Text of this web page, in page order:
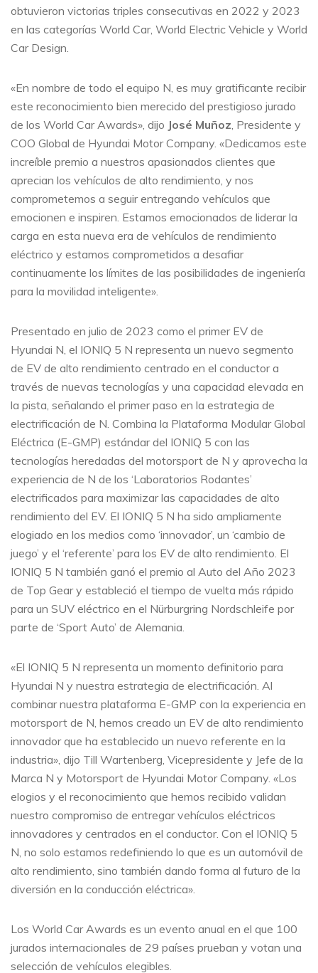
obtuvieron victorias triples consecutivas en 2022 y 2023
en las categorías World Car, World Electric Vehicle y World
Car Design.
«En nombre de todo el equipo N, es muy gratificante recibir
este reconocimiento bien merecido del prestigioso jurado
de los World Car Awards», dijo José Muñoz , Presidente y
COO Global de Hyundai Motor Company. «Dedicamos este
increíble premio a nuestros apasionados clientes que
aprecian los vehículos de alto rendimiento, y nos
comprometemos a seguir entregando vehículos que
emocionen e inspiren. Estamos emocionados de liderar la
carga en esta nueva era de vehículos de rendimiento
eléctrico y estamos comprometidos a desafiar
continuamente los límites de las posibilidades de ingeniería
para la movilidad inteligente».
Presentado en julio de 2023 como el primer EV de
Hyundai N, el IONIQ 5 N representa un nuevo segmento
de EV de alto rendimiento centrado en el conductor a
través de nuevas tecnologías y una capacidad elevada en
la pista, señalando el primer paso en la estrategia de
electrificación de N. Combina la Plataforma Modular Global
Eléctrica (E-GMP) estándar del IONIQ 5 con las
tecnologías heredadas del motorsport de N y aprovecha la
experiencia de N de los ‘Laboratorios Rodantes’
electrificados para maximizar las capacidades de alto
rendimiento del EV. El IONIQ 5 N ha sido ampliamente
elogiado en los medios como ‘innovador’, un ‘cambio de
juego’ y el ‘referente’ para los EV de alto rendimiento. El
IONIQ 5 N también ganó el premio al Auto del Año 2023
de Top Gear y estableció el tiempo de vuelta más rápido
para un SUV eléctrico en el Nürburgring Nordschleife por
parte de ‘Sport Auto’ de Alemania.
«El IONIQ 5 N representa un momento definitorio para
Hyundai N y nuestra estrategia de electrificación. Al
combinar nuestra plataforma E-GMP con la experiencia en
motorsport de N, hemos creado un EV de alto rendimiento
innovador que ha establecido un nuevo referente en la
industria», dijo Till Wartenberg, Vicepresidente y Jefe de la
Marca N y Motorsport de Hyundai Motor Company. «Los
elogios y el reconocimiento que hemos recibido validan
nuestro compromiso de entregar vehículos eléctricos
innovadores y centrados en el conductor. Con el IONIQ 5
N, no solo estamos redefiniendo lo que es un automóvil de
alto rendimiento, sino también dando forma al futuro de la
diversión en la conducción eléctrica».
Los World Car Awards es un evento anual en el que 100
jurados internacionales de 29 países prueban y votan una
selección de vehículos elegibles.